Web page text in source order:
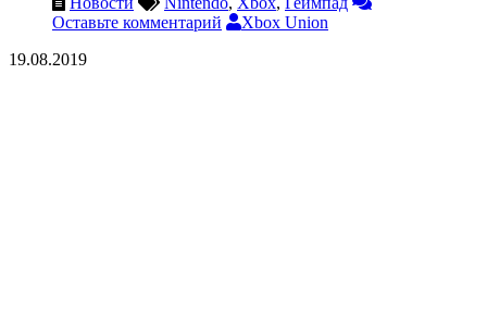
Оставьте комментарий
Xbox Union
19.08.2019